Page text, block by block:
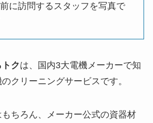
に訪問するスタッフを写真で
クは、国内3大電機メーカーで知
クリーニングサービスです。
ちろん、メーカー公式の資器材